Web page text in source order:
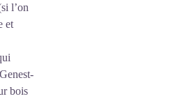
l’on
et
bois